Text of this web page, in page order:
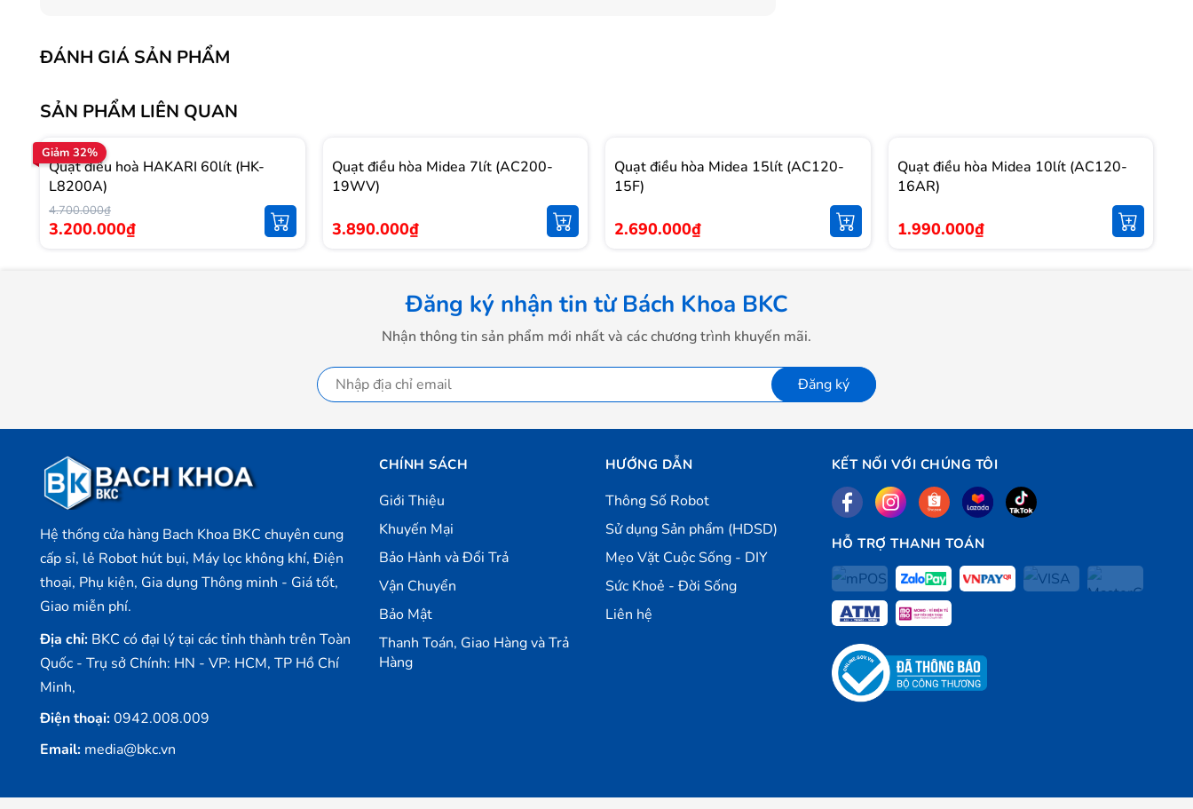
ĐÁNH GIÁ SẢN PHẨM
SẢN PHẨM LIÊN QUAN
Giảm 32%
Quạt điều hoà HAKARI 60lít (HK-
L8200A)
4.700.000₫
3.200.000₫
Quạt điều hòa Midea 7lít (AC200-
19WV)
3.890.000₫
Quạt điều hòa Midea 15lít (AC120-
15F)
2.690.000₫
Quạt điều hòa Midea 10lít (AC120-
16AR)
1.990.000₫
Đăng ký nhận tin từ Bách Khoa BKC
Nhận thông tin sản phẩm mới nhất và các chương trình khuyến mãi.
Đăng ký
Hệ thống cửa hàng Bach Khoa BKC chuyên cung
cấp sỉ, lẻ Robot hút bụi, Máy lọc không khí, Điện
thoại, Phụ kiện, Gia dụng Thông minh - Giá tốt,
Giao miễn phí.
Địa chỉ: BKC có đại lý tại các tỉnh thành trên Toàn
Quốc - Trụ sở Chính: HN - VP: HCM, TP Hồ Chí
Minh,
Điện thoại:0942.008.009
Email: media@bkc.vn
CHÍNH SÁCH
Giới Thiệu
Khuyến Mại
Bảo Hành và Đổi Trả
Vận Chuyển
Bảo Mật
Thanh Toán, Giao Hàng và Trả
Hàng
HƯỚNG DẪN
Thông Số Robot
Sử dụng Sản phẩm (HDSD)
Mẹo Vặt Cuộc Sống - DIY
Sức Khoẻ - Đời Sống
Liên hệ
KẾT NỐI VỚI CHÚNG TÔI
HỖ TRỢ THANH TOÁN